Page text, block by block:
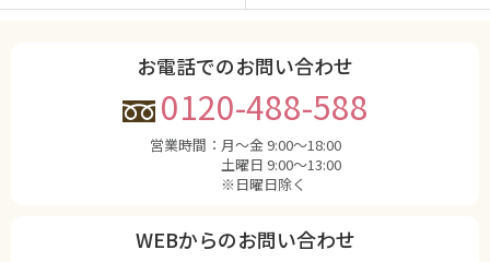
お電話でのお問い合わせ
0120-488-588
営業時間： 月〜金 9:00〜18:00
土曜日 9:00〜13:00
※日曜日除く
WEBからのお問い合わせ